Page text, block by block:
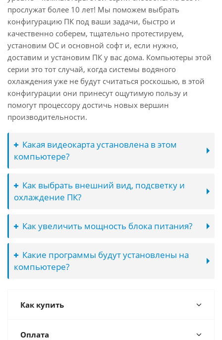
прослужат более 10 лет! Мы поможем выбрать
конфигурацию ПК под ваши задачи, быстро и
качественно соберем, тщательно протестируем,
установим ОС и основной софт и, если нужно,
доставим и установим ПК у вас дома. Компьютеры этой
серии это тот случай, когда системы водяного
охлаждения уже не будут считаться роскошью, в этой
конфигурации они принесут ощутимую пользу и
помогут процессору достичь новых вершин
производительности.
Какая видеокарта установлена в этом
компьютере?
Как выбрать внешний вид, подсветку и
охлаждение ПК?
Как увеличить мощность блока питания?
Какие программы будут установлены на
компьютере?
Как купить
Оплата